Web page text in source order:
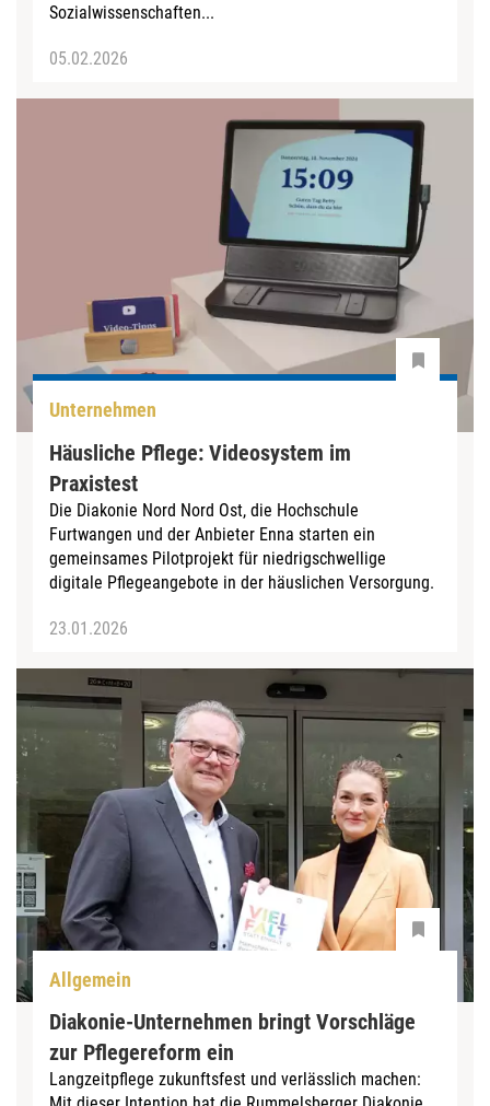
Sozialwissenschaften...
05.02.2026
Unternehmen
Häusliche Pflege: Videosystem im
Praxistest
Die Diakonie Nord Nord Ost, die Hochschule
Furtwangen und der Anbieter Enna starten ein
gemeinsames Pilotprojekt für niedrigschwellige
digitale Pflegeangebote in der häuslichen Versorgung.
23.01.2026
Allgemein
Diakonie-Unternehmen bringt Vorschläge
zur Pflegereform ein
Langzeitpflege zukunftsfest und verlässlich machen: